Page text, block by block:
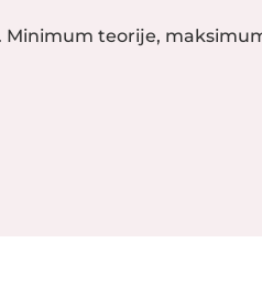
Minimum teorije,